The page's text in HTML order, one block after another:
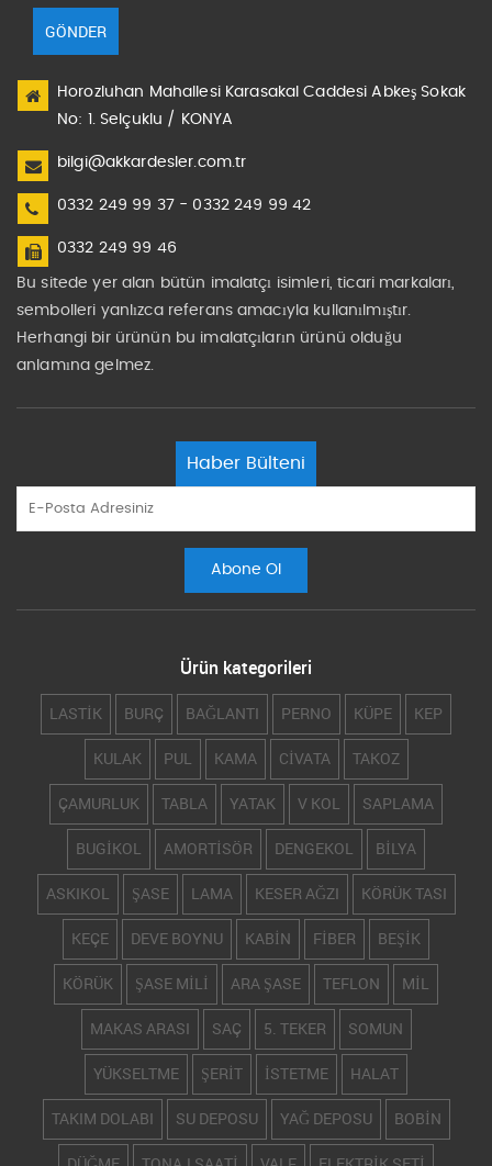
GÖNDER
Horozluhan Mahallesi Karasakal Caddesi Abkeş Sokak
No: 1. Selçuklu / KONYA
bilgi@akkardesler.com.tr
0332 249 99 37 - 0332 249 99 42
0332 249 99 46
Bu sitede yer alan bütün imalatçı isimleri, ticari markaları,
sembolleri yanlızca referans amacıyla kullanılmıştır.
Herhangi bir ürünün bu imalatçıların ürünü olduğu
anlamına gelmez.
Haber Bülteni
Ürün kategorileri
LASTİK BURÇ BAĞLANTI PERNO KÜPE KEP
KULAK PUL KAMA CİVATA TAKOZ
ÇAMURLUK TABLA YATAK V KOL SAPLAMA
BUGİKOL AMORTİSÖR DENGEKOL BİLYA
ASKIKOL ŞASE LAMA KESER AĞZI KÖRÜK TASI
KEÇE DEVE BOYNU KABİN FİBER BEŞİK
KÖRÜK ŞASE MİLİ ARA ŞASE TEFLON MİL
MAKAS ARASI SAÇ 5. TEKER SOMUN
YÜKSELTME ŞERİT İSTETME HALAT
TAKIM DOLABI SU DEPOSU YAĞ DEPOSU BOBİN